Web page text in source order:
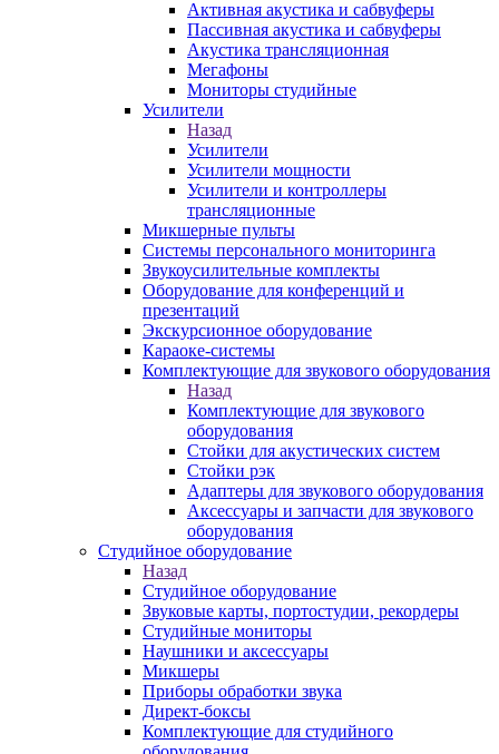
Активная акустика и сабвуферы
Пассивная акустика и сабвуферы
Акустика трансляционная
Мегафоны
Мониторы студийные
Усилители
Назад
Усилители
Усилители мощности
Усилители и контроллеры
трансляционные
Микшерные пульты
Системы персонального мониторинга
Звукоусилительные комплекты
Оборудование для конференций и
презентаций
Экскурсионное оборудование
Караоке-системы
Комплектующие для звукового оборудования
Назад
Комплектующие для звукового
оборудования
Стойки для акустических систем
Стойки рэк
Адаптеры для звукового оборудования
Аксессуары и запчасти для звукового
оборудования
Студийное оборудование
Назад
Студийное оборудование
Звуковые карты, портостудии, рекордеры
Студийные мониторы
Наушники и аксессуары
Микшеры
Приборы обработки звука
Директ-боксы
Комплектующие для студийного